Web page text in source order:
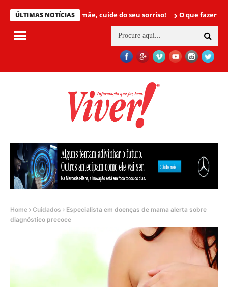
ÚLTIMAS NOTÍCIASMamãe, cuide do seu sorriso! O que fazer para não
Home Cuidados
Especialista em doenças de mama alerta sobre
diagnóstico precoce